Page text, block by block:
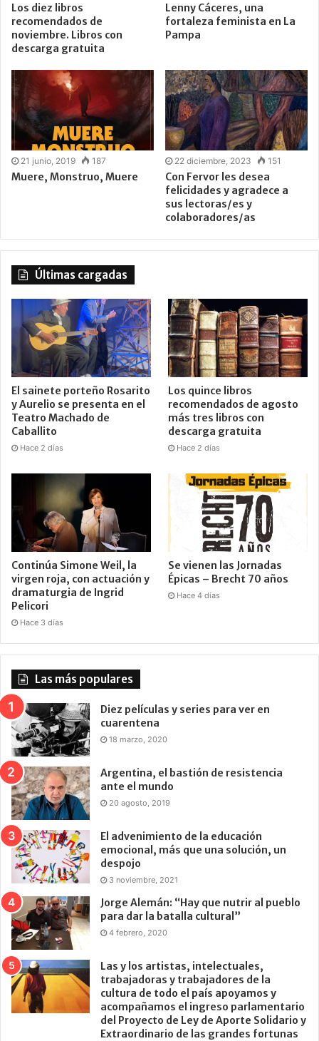
Los diez libros
recomendados de
noviembre. Libros con
descarga gratuita
Lenny Cáceres, una
fortaleza feminista en La
Pampa
21 junio, 2019 187
Muere, Monstruo, Muere
22 diciembre, 2023 151
Con Fervor les desea
felicidades y agradece a
sus lectoras/es y
colaboradores/as
Últimas cargadas
El sainete porteño Rosarito
y Aurelio se presenta en el
Teatro Machado de
Caballito
Hace 2 días
Los quince libros
recomendados de agosto
más tres libros con
descarga gratuita
Hace 2 días
Continúa Simone Weil, la
virgen roja, con actuación y
dramaturgia de Ingrid
Pelicori
Hace 3 días
Se vienen las Jornadas
Épicas – Brecht 70 años
Hace 4 días
Las más populares
Diez películas y series para ver en
cuarentena
18 marzo, 2020
Argentina, el bastión de resistencia
ante el mundo
20 agosto, 2019
El advenimiento de la educación
emocional, más que una solución, un
despojo
3 noviembre, 2021
Jorge Alemán: “Hay que nutrir al pueblo
para dar la batalla cultural”
4 febrero, 2020
Las y los artistas, intelectuales,
trabajadoras y trabajadores de la
cultura de todo el país apoyamos y
acompañamos el ingreso parlamentario
del Proyecto de Ley de Aporte Solidario y
Extraordinario de las grandes fortunas